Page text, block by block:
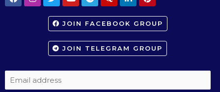
JOIN FACEBOOK GROUP
JOIN TELEGRAM GROUP